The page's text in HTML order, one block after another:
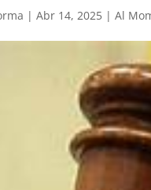
|Abr 14, 2025 |Al